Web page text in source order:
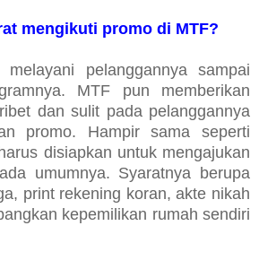
mengikuti promo di MTF?
pelanggannya sampai
MTF pun memberikan
dan sulit pada pelanggannya
promo. Hampir sama seperti
disiapkan untuk mengajukan
umumnya. Syaratnya berupa
print rekening koran, akte nikah
kepemilikan rumah sendiri